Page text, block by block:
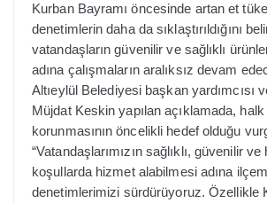
Kurban Bayramı öncesinde artan et
denetimlerin daha da sıklaştırıldığını
vatandaşların güvenilir ve sağlıklı
adına çalışmaların aralıksız devam
Altıeylül Belediyesi başkan yardımcısı
Müjdat Keskin yapılan açıklamada, halk
korunmasının öncelikli hedef olduğu
“Vatandaşlarımızın sağlıklı, güvenilir ve
koşullarda hizmet alabilmesi adına
denetimlerimizi sürdürüyoruz. Özellikle